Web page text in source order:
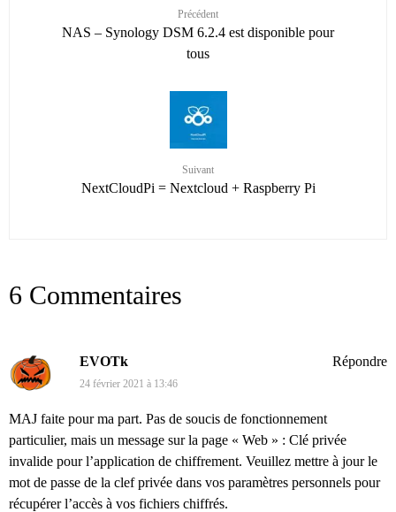
Précédent
NAS – Synology DSM 6.2.4 est disponible pour
tous
Suivant
NextCloudPi = Nextcloud + Raspberry Pi
6 Commentaires
EVOTk
24 février 2021 à 13:46
MAJ faite pour ma part. Pas de soucis de fonctionnement
particulier, mais un message sur la page « Web » : Clé privée
invalide pour l’application de chiffrement. Veuillez mettre à jour le
mot de passe de la clef privée dans vos paramètres personnels pour
récupérer l’accès à vos fichiers chiffrés.
Répondre